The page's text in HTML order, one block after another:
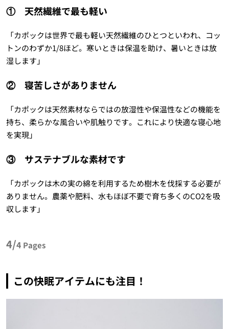
① 天然繊維で最も軽い
「カポックは世界で最も軽い天然繊維のひとつといわれ、コッ
トンのわずか1/8ほど。寒いときは保温を助け、暑いときは放
湿します」
② 寝苦しさがありません
「カポックは天然素材ならではの放湿性や保温性などの機能を
持ち、柔らかな風合いや肌触りです。これにより快適な寝心地
を実現」
③ サステナブルな素材です
「カポックは木の実の綿を利用するため樹木を伐採する必要が
ありません。農薬や肥料、水もほぼ不要で育ち多くのCO2を吸
収します」
4/4 Pages
この快眠アイテムにも注目！